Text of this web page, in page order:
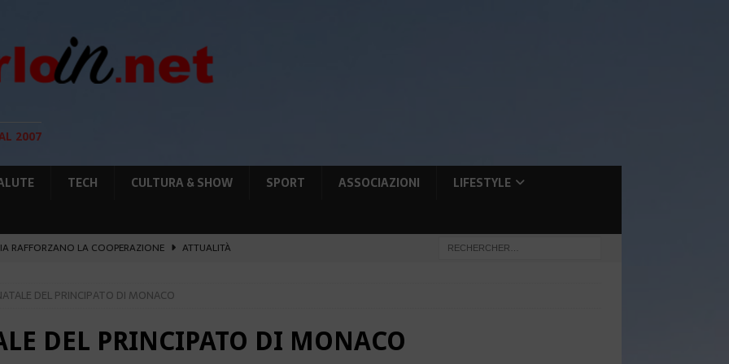
2007
TECH CULTURA & SHOW SPORT ASSOCIAZIONI
LIFESTYLE
RAFFORZANO LA COOPERAZIONE
ATTUALITÀ
SOSTIENE LA RIFORMA
CULTURA&SHOW
ad Auschwitz-Birkenau
ATTUALITÀ
DEL PRINCIPATO DI MONACO
DEL PRINCIPATO DI MONACO